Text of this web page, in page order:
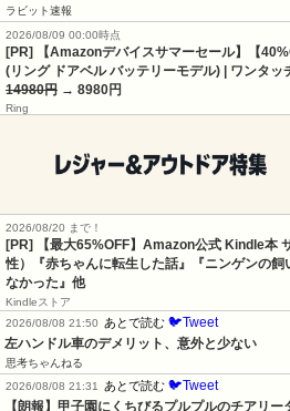
ラビット速報
2026/08/09 00:00時点
[PR] 【Amazonデバイスサマーセール】【
(リング ドアベル バッテリーモデル) | ワンタ
14980円 → 8980円
Ring
2026/08/20 まで！
[PR]
【最大65%OFF】Amazon公式 Kindle本
性）『赤ちゃんに転生した話』『ニンゲンの
なかった』他
Kindleストア
2026/08/08 21:50
あとで読む 🐦Tweet
左ハンドル車のデメリット、意外と少ない
思考ちゃんねる
2026/08/08 21:31
あとで読む 🐦Tweet
【朗報】甲子園にくちびるプルプルのチアリ